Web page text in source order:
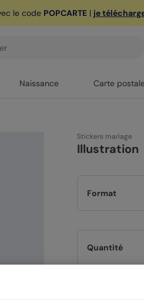
le code POPCARTE| je
Naissance Carte
Stickers mariage
Illustration
Format
Quantité